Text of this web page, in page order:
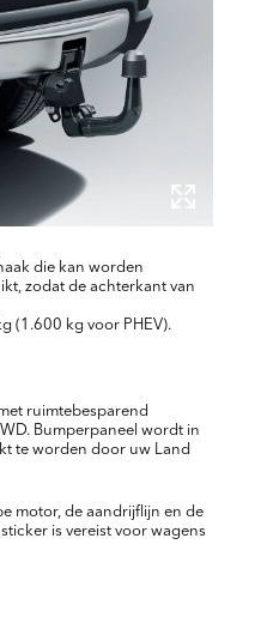
die kan worden
zodat de achterkant van
(1.600 kg voor PHEV).
ruimtebesparend
Bumperpaneel wordt in
te worden door uw Land
motor, de aandrijflijn en de
is vereist voor wagens